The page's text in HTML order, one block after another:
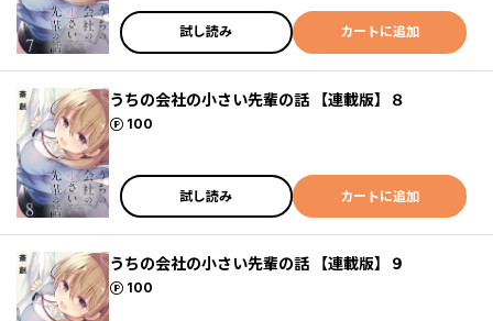
試し読み カートに追加
うちの会社の小さい先輩の話 【連載版】８
100
ポイント
試し読み カートに追加
うちの会社の小さい先輩の話 【連載版】９
100
ポイント